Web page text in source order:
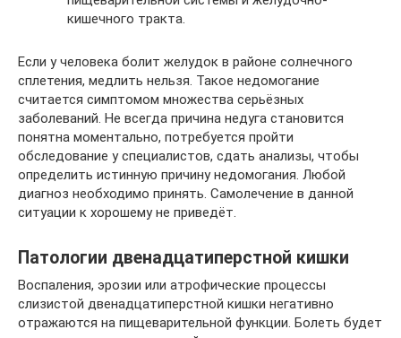
кишечного тракта.
Если у человека болит желудок в районе солнечного
сплетения, медлить нельзя. Такое недомогание
считается симптомом множества серьёзных
заболеваний. Не всегда причина недуга становится
понятна моментально, потребуется пройти
обследование у специалистов, сдать анализы, чтобы
определить истинную причину недомогания. Любой
диагноз необходимо принять. Самолечение в данной
ситуации к хорошему не приведёт.
Патологии двенадцатиперстной кишки
Воспаления, эрозии или атрофические процессы
слизистой двенадцатиперстной кишки негативно
отражаются на пищеварительной функции. Болеть будет